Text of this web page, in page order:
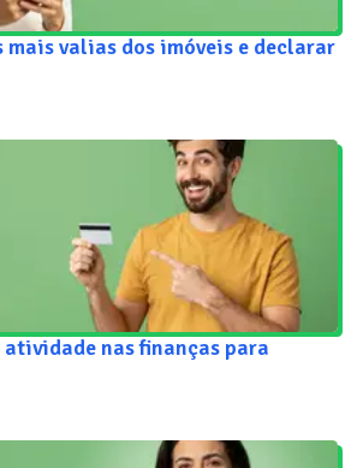
mais valias dos imóveis e declarar
nas finanças para